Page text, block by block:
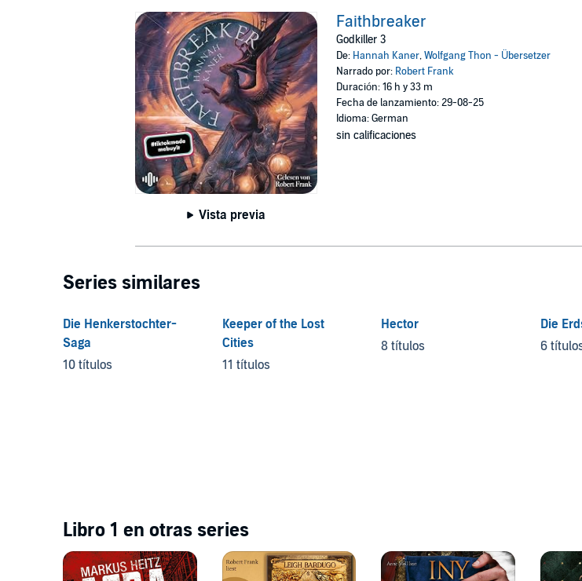
Vista previa
Faithbreaker
Godkiller 3
De: Hannah Kaner,Wolfgang Thon - Übersetzer
Narrado por: Robert Frank
Duración: 16 h y 33 m
Fecha de lanzamiento: 29-08-25
Idioma: German
sin calificaciones
Series similares
Die Henkerstochter-
Saga
10 títulos
Keeper of the Lost
Cities
11 títulos
Hector
8 títulos
Die
6
Libro 1 en otras series